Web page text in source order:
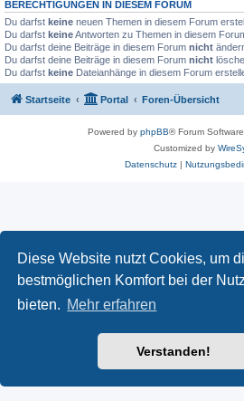
Diese Website nutzt Cookies, um
bestmöglichen Komfort bei der
bieten. Mehr erfahren
Verstanden!
BERECHTIGUNGEN IN DIESEM FORUM
Du darfst keine neuen Themen in diesem Forum
Du darfst keineAntworten zu Themen in diesem
Du darfst deine Beiträge in diesem Forum nicht
Du darfst deine Beiträge in diesem Forum nicht
Du darfst keine Dateianhänge in diesem Forum
Startseite Portal Foren-Übersicht
Powered by phpBB® Forum
Customized by
Datenschutz|